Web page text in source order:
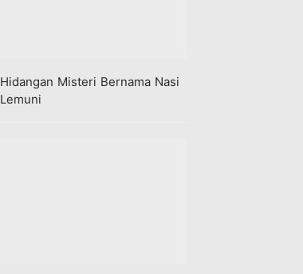
Hidangan Misteri Bernama Nasi
Lemuni